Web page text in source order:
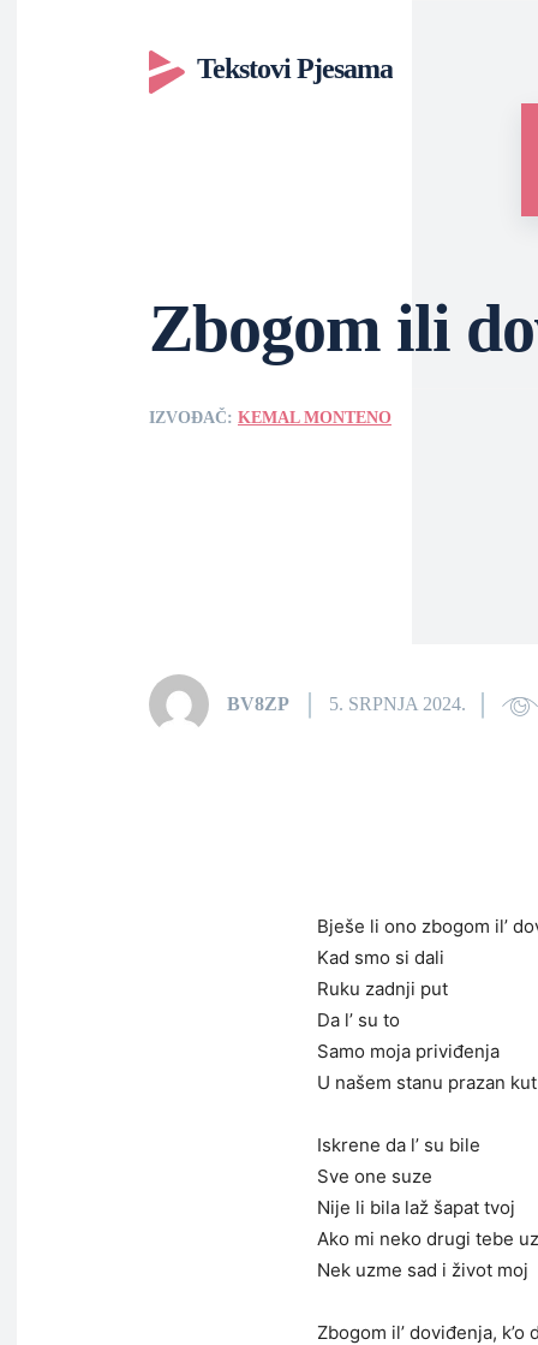
Tekstovi Pjesama
Zbogom ili
IZVOĐAČ: KEMAL MONTENO
BV8ZP 5. SRPNJA 2024.
Bješe li ono zbogom il’
Kad smo si dali
Ruku zadnji put
Da l’ su to
Samo moja priviđenja
U našem stanu prazan kut
Iskrene da l’ su bile
Sve one suze
Nije li bila laž šapat tvoj
Ako mi neko drugi tebe
Nek uzme sad i život moj
Zbogom il’ doviđenja, k’o